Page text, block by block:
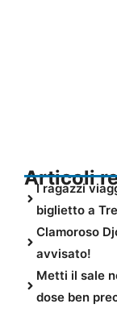
Articoli
I ragazzi
biglietto a
Clamoroso
avvisato!
Metti il sale
dose ben